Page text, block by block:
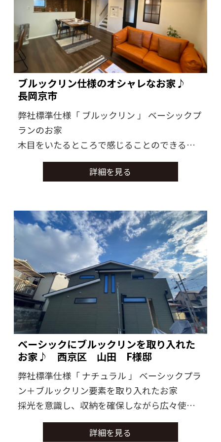
ブルックリン仕様のオシャレなお家♪
長岡京市
弊社標準仕様「 ブルックリン 」 ベーシックプ
ランのお家
木目をいたるところで感じることのできるお
家に仕上がりました。
モデルとして建築した為、弊社で取り入れた
詳細を見る
ベーシックにブルックリンを取り入れた
お家♪ 西京区 山田 F様邸
弊社標準仕様「 ナチュラル 」 ベーシックプラ
ン＋ブルックリン要素を取り入れたお家
採光を意識し、収納を確保しながら広々使え
るお家になりました
実は、こちらのお家の建築を直接行った大工
詳細を見る